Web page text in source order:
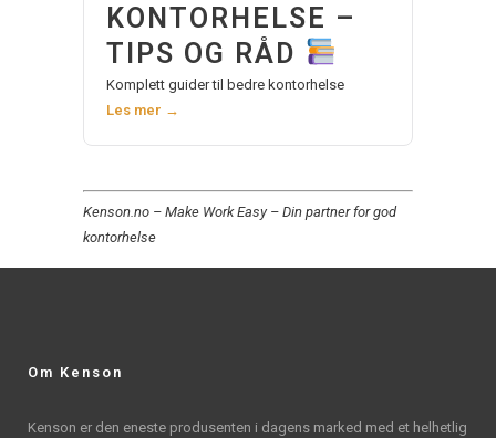
KONTORHELSE –
TIPS OG RÅD
Komplett guider til bedre kontorhelse
Les mer →
Kenson.no – Make Work Easy – Din partner for god
kontorhelse
Om Kenson
Kenson er den eneste produsenten i dagens marked med et helhetlig